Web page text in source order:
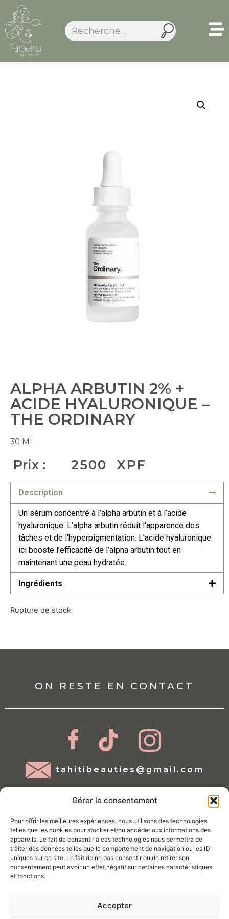
Gérer le consentement
Pour offrir les meilleures expériences, nous utilisons des technologies
telles que les cookies pour stocker et/ou accéder aux informations des
appareils. Le fait de consentir à ces technologies nous permettra de
traiter des données telles que le comportement de navigation ou les ID
uniques sur ce site. Le fait de ne pas consentir ou de retirer son
consentement peut avoir un effet négatif sur certaines caractéristiques
et fonctions.
Accepter
ALPHA ARBUTIN 2% +
ACIDE HYALURONIQUE –
THE ORDINARY
30 ML
Prix : 2500 XPF
Description
Un sérum concentré à l’alpha arbutin et à l’acide
hyaluronique. L’alpha arbutin réduit l’apparence des
tâches et de l’hyperpigmentation. L’acide hyaluronique
ici booste l’efficacité de l’alpha arbutin tout en
maintenant une peau hydratée.
Ingrédients
Rupture de stock
ON RESTE EN CONTACT
tahitibeauties@gmail.com
Mentions légales
Conditions d'utilisations
Politique de confidentialité